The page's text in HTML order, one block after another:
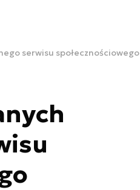
serwisu społecznościowego